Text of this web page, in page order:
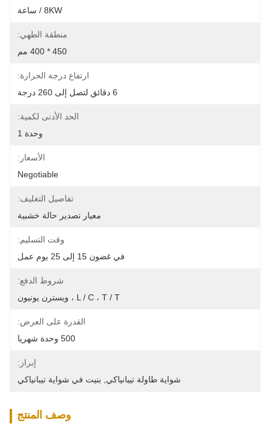
8KW / ساعة
منطقة الطهي:
450 * 400 مم
ارتفاع درجة الحرارة:
6 دقائق لتصل إلى 260 درجة
الحد الأدنى لكمية:
وحدة 1
الأسعار:
Negotiable
تفاصيل التغليف:
معيار تصدير حالة خشبية
وقت التسليم:
في غضون 15 إلى 25 يوم عمل
شروط الدفع:
L / C ، T / T ، ويسترن يونيون
القدرة على العرض:
500 وحدة شهريا
إبراز:
شواية طاولة تيبانياكي
بنيت في شواية تيبانياكي
وصف المنتج